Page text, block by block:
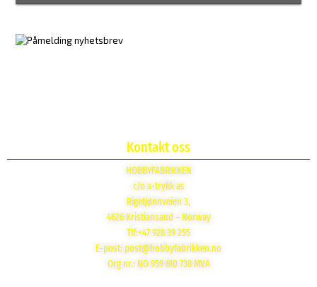
Kontakt oss
HOBBYFABRIKKEN
c/o a-trykk as
Rigetjønnveien 3,
4626 Kristiansand – Norway
Tlf:+47 928 39 255
E-post: post@hobbyfabrikken.no
Org nr.: NO 959 610 738 MVA